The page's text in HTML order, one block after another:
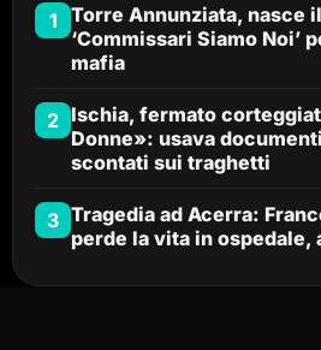
1 Torre Annunziata, nasce
‘Commissari Siamo Noi’
mafia
2 Ischia, fermato
Donne»: usava
scontati sui traghetti
3 Tragedia ad Acerra:
perde la vita in